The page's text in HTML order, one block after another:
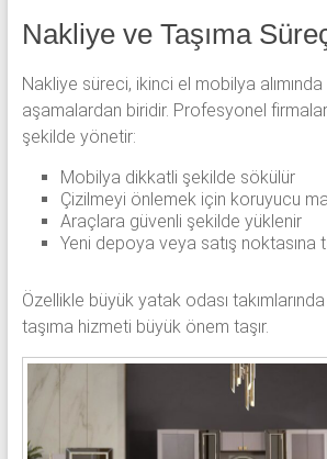
Nakliye ve Taşıma
Nakliye süreci, ikinci el mobilya
aşamalardan biridir. Profesyonel
şekilde yönetir:
Mobilya dikkatli şekilde sökülür
Çizilmeyi önlemek için koruyucu
Araçlara güvenli şekilde yüklenir
Yeni depoya veya satış noktasına
Özellikle büyük yatak odası
taşıma hizmeti büyük önem taşır.